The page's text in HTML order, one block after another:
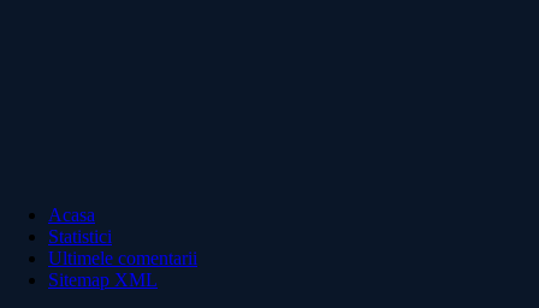
Acasa
Statistici
Ultimele comentarii
Sitemap XML